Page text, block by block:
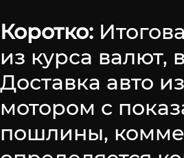
Коротко:
из курса валют,
Доставка авто
мотором с
пошлины,